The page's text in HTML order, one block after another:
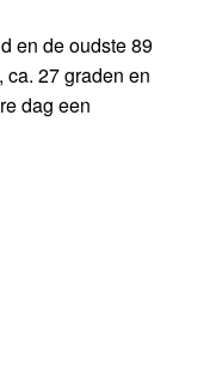
en de oudste 89
ca. 27 graden en
dag een